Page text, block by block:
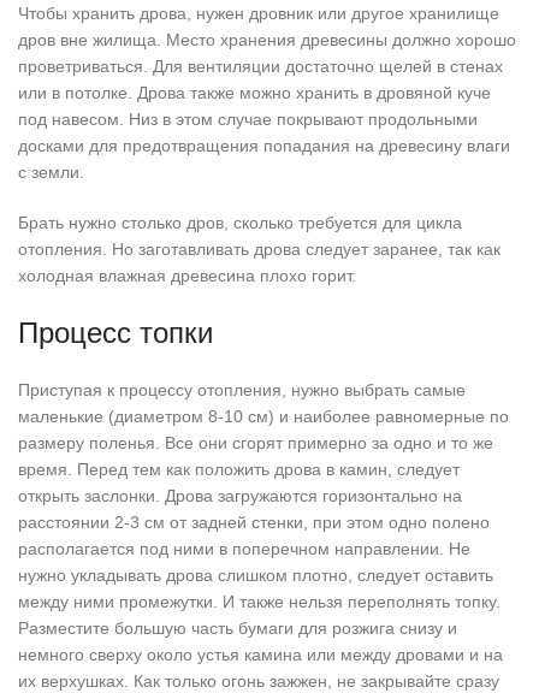
Чтобы хранить дрова, нужен дровник или другое хранилище
дров вне жилища. Место хранения древесины должно хорошо
проветриваться. Для вентиляции достаточно щелей в стенах
или в потолке. Дрова также можно хранить в дровяной куче
под навесом. Низ в этом случае покрывают продольными
досками для предотвращения попадания на древесину влаги
с земли.
Брать нужно столько дров, сколько требуется для цикла
отопления. Но заготавливать дрова следует заранее, так как
холодная влажная древесина плохо горит.
Процесс топки
Приступая к процессу отопления, нужно выбрать самые
маленькие (диаметром 8-10 см) и наиболее равномерные по
размеру поленья. Все они сгорят примерно за одно и то же
время. Перед тем как положить дрова в камин, следует
открыть заслонки. Дрова загружаются горизонтально на
расстоянии 2-3 см от задней стенки, при этом одно полено
располагается под ними в поперечном направлении. Не
нужно укладывать дрова слишком плотно, следует оставить
между ними промежутки. И также нельзя переполнять топку.
Разместите большую часть бумаги для розжига снизу и
немного сверху около устья камина или между дровами и на
их верхушках. Как только огонь зажжен, не закрывайте сразу